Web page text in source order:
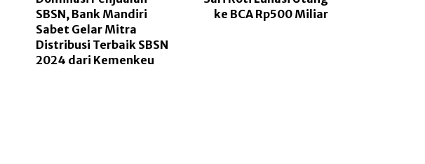
SBSN, Bank Mandiri
Sabet Gelar Mitra
Distribusi Terbaik SBSN
2024 dari Kemenkeu
ke BCA Rp500 Miliar